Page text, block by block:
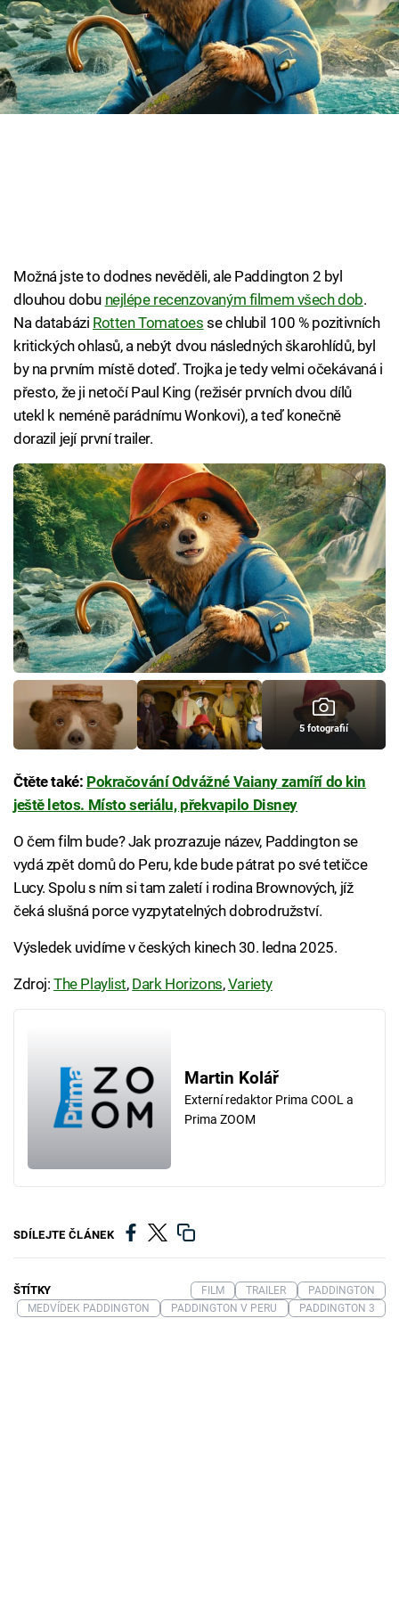
Cool Esport
Pořady
TV Program
Sledujte nás
Možná jste to dodnes nevěděli, ale Paddington 2 byl
dlouhou dobu nejlépe recenzovaným filmem všech dob.
Na databázi Rotten Tomatoes se chlubil 100 % pozitivních
kritických ohlasů, a nebýt dvou následných škarohlídů, byl
by na prvním místě doteď. Trojka je tedy velmi očekávaná i
přesto, že ji netočí Paul King (režisér prvních dvou dílů
utekl k neméně parádnímu Wonkovi), a teď konečně
dorazil její první trailer.
5 fotografií
Čtěte také: Pokračování Odvážné Vaiany zamíří do kin
ještě letos. Místo seriálu, překvapilo Disney
O čem film bude? Jak prozrazuje název, Paddington se
vydá zpět domů do Peru, kde bude pátrat po své tetičce
Lucy. Spolu s ním si tam zaletí i rodina Brownových, jíž
čeká slušná porce vyzpytatelných dobrodružství.
Výsledek uvidíme v českých kinech 30. ledna 2025.
Zdroj:The Playlist, Dark Horizons,Variety
Martin Kolář
Externí redaktor Prima COOL a
Prima ZOOM
SDÍLEJTE ČLÁNEK
ŠTÍTKY FILM TRAILER
PADDINGTON
MEDVÍDEK PADDINGTON
PADDINGTON V PERU PADDINGTON 3